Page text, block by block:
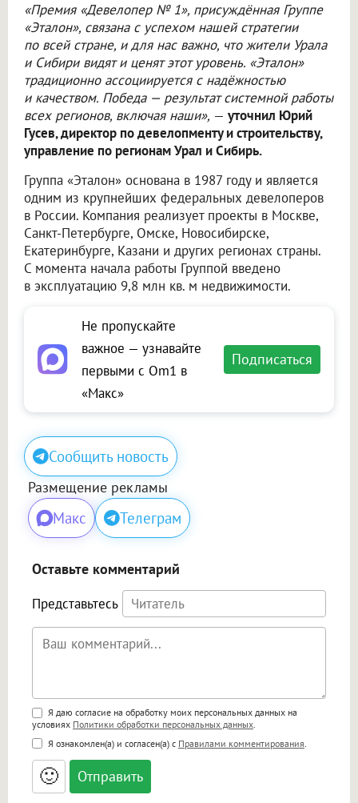
«Премия «Девелопер № 1», присуждённая Группе
«Эталон», связана с успехом нашей стратегии
по всей стране, и для нас важно, что жители Урала
и Сибири видят и ценят этот уровень. «Эталон»
традиционно ассоциируется с надёжностью
и качеством. Победа — результат системной работы
всех регионов, включая наши», — уточнил Юрий
Гусев, директор по девелопменту и строительству,
управление по регионам Урал и Сибирь.
Группа «Эталон» основана в 1987 году и является
одним из крупнейших федеральных девелоперов
в России. Компания реализует проекты в Москве,
Санкт-Петербурге, Омске, Новосибирске,
Екатеринбурге, Казани и других регионах страны.
С момента начала работы Группой введено
в эксплуатацию 9,8 млн кв. м недвижимости.
Не пропускайте
важное — узнавайте
первыми с Om1 в
«Макс»
Подписаться
Сообщить новость
Размещение рекламы
Макс Телеграм
Оставьте комментарий
Представьтесь
Поддержка HTML
<b>, <strong>, <u>, <i>, <em>, <s>, <big>,
<small>, <sup>, <sub>, <pre>, <ul>, <ol>, <li>,
<blockquote>, <code> экранирует HTML,
адреса URL автоматически становятся
ссылками, и [img]адрес[/img] будет
Я даю согласие на обработку моих персональных данных на
условиях Политики обработки персональных данных
Я ознакомлен(а) и согласен(а) с Правилами комментирования
🙂